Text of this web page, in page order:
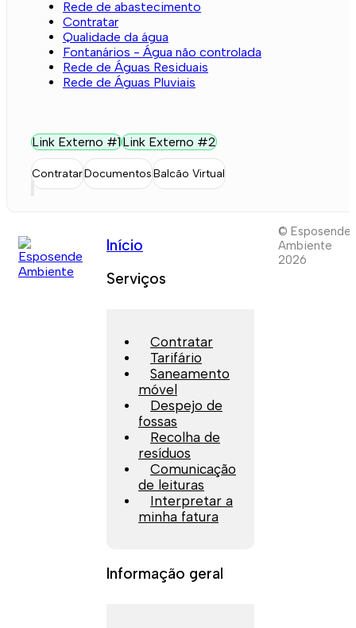
Rede de abastecimento
Contratar
Qualidade da água
Fontanários - Água não controlada
Rede de Águas Residuais
Rede de Águas Pluviais
Link Externo #1Link Externo #2
ContratarDocumentosBalcão Virtual
Início
Serviços
Contratar
Tarifário
Saneamento
móvel
Despejo de
fossas
Recolha de
resíduos
Comunicação
de leituras
Interpretar a
minha fatura
Informação geral
© Esposende
Ambiente
2026